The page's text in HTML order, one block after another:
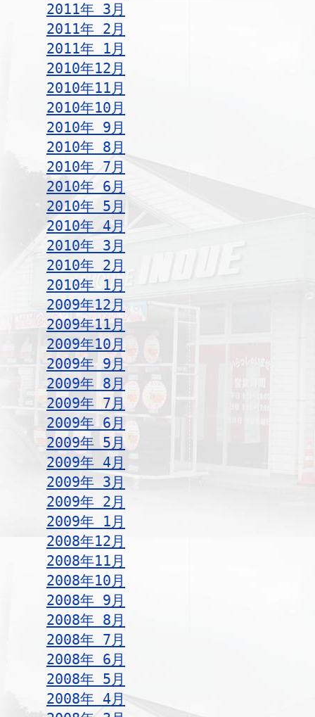
2011年 3月
2011年 2月
2011年 1月
2010年12月
2010年11月
2010年10月
2010年 9月
2010年 8月
2010年 7月
2010年 6月
2010年 5月
2010年 4月
2010年 3月
2010年 2月
2010年 1月
2009年12月
2009年11月
2009年10月
2009年 9月
2009年 8月
2009年 7月
2009年 6月
2009年 5月
2009年 4月
2009年 3月
2009年 2月
2009年 1月
2008年12月
2008年11月
2008年10月
2008年 9月
2008年 8月
2008年 7月
2008年 6月
2008年 5月
2008年 4月